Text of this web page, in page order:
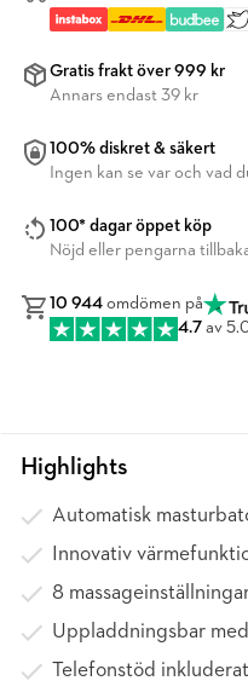
Gratis frakt över 999 kr
Annars endast 39 kr
100% diskret & säkert
Ingen kan se var och vad
100* dagar öppet köp
Nöjd eller pengarna
10 944 omdömen på
4.7 av
Highlights
Automatisk
Innovativ
8
Uppladdningsbar
Telefonstöd